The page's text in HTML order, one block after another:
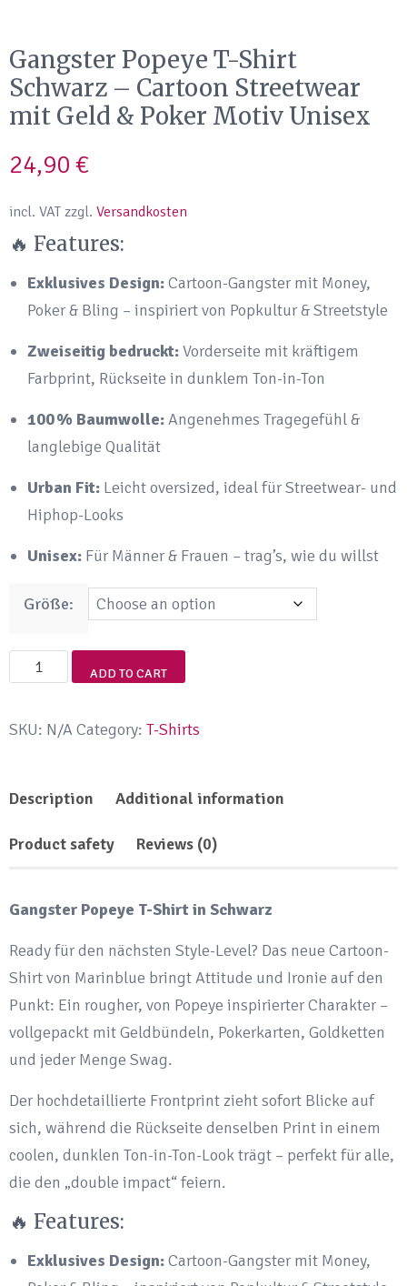
Gangster Popeye T-Shirt
Schwarz – Cartoon Streetwear
mit Geld & Poker Motiv Unisex
24,90 €
incl. VAT zzgl. Versandkosten
🔥 Features:
Exklusives Design:Cartoon-Gangster mit Money,
Poker & Bling – inspiriert von Popkultur & Streetstyle
Zweiseitig bedruckt:Vorderseite mit kräftigem
Farbprint, Rückseite in dunklem Ton-in-Ton
100 % Baumwolle:Angenehmes Tragegefühl &
langlebige Qualität
Urban Fit: Leicht oversized, ideal für Streetwear- und
Hiphop-Looks
Unisex: Für Männer & Frauen – trag’s, wie du willst
Größe:
Gangster
–
Streetwear
Geld
Poker
quantity
ADD TO CART
SKU: N/A Category: T-Shirts
Description Additional information
Product safety Reviews (0)
Gangster Popeye T-Shirt in Schwarz
Ready für den nächsten Style-Level? Das neue Cartoon-
Shirt von Marinblue bringt Attitude und Ironie auf den
Punkt: Ein rougher, von Popeye inspirierter Charakter –
vollgepackt mit Geldbündeln, Pokerkarten, Goldketten
und jeder Menge Swag.
Der hochdetaillierte Frontprint zieht sofort Blicke auf
sich, während die Rückseite denselben Print in einem
coolen, dunklen Ton-in-Ton-Look trägt – perfekt für alle,
die den „double impact“ feiern.
🔥 Features:
Exklusives Design:Cartoon-Gangster mit Money,